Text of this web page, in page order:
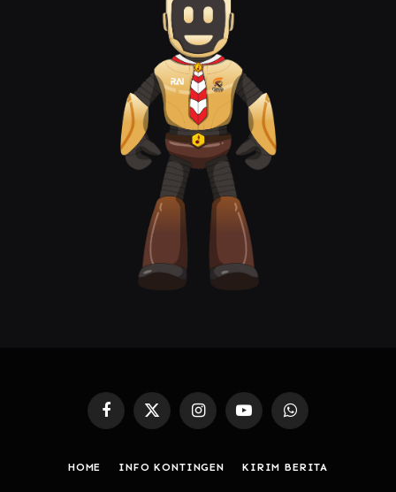
Facebook
X
InstagramYouTubeWhatsApp
HOME INFO KONTINGEN KIRIM BERITA